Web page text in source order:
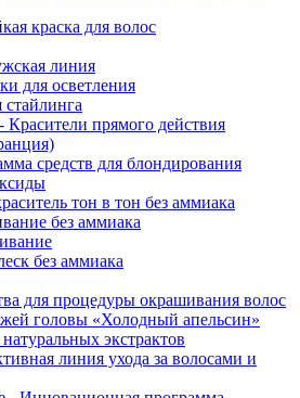
краска для волос
линия
для осветления
Красители прямого действия
средств для блондирования
тон в тон без аммиака
без аммиака
без аммиака
для процедуры окрашивания волос
головы «Холодный апельсин»
экстрактов
линия ухода за волосами и